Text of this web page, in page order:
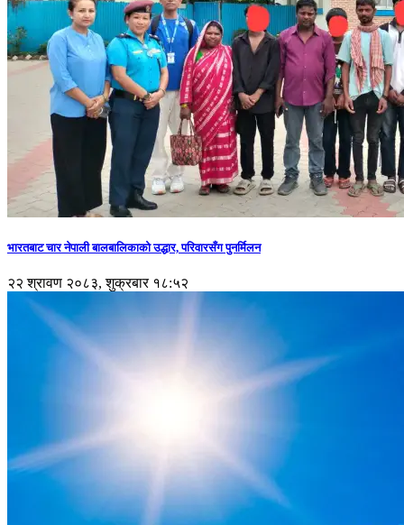
भारतबाट चार नेपाली बालबालिकाको उद्धार, परिवारसँग पुनर्मिलन
२२ श्रावण २०८३, शुक्रबार १८:५२